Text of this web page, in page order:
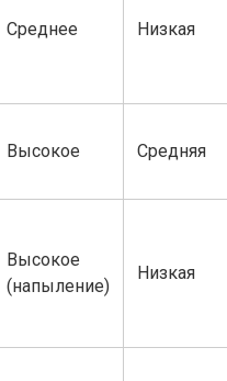
Среднее Низкая
Высокое Средняя
Высокое
(напыление)
Низкая